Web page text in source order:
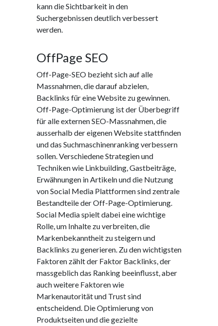
kann die Sichtbarkeit in den
Suchergebnissen deutlich verbessert
werden.
OffPage SEO
Off-Page-SEO bezieht sich auf alle
Massnahmen, die darauf abzielen,
Backlinks für eine Website zu gewinnen.
Off-Page-Optimierung ist der Überbegriff
für alle externen SEO-Massnahmen, die
ausserhalb der eigenen Website stattfinden
und das Suchmaschinenranking verbessern
sollen. Verschiedene Strategien und
Techniken wie Linkbuilding, Gastbeiträge,
Erwähnungen in Artikeln und die Nutzung
von Social Media Plattformen sind zentrale
Bestandteile der Off-Page-Optimierung.
Social Media spielt dabei eine wichtige
Rolle, um Inhalte zu verbreiten, die
Markenbekanntheit zu steigern und
Backlinks zu generieren. Zu den wichtigsten
Faktoren zählt der Faktor Backlinks, der
massgeblich das Ranking beeinflusst, aber
auch weitere Faktoren wie
Markenautorität und Trust sind
entscheidend. Die Optimierung von
Produktseiten und die gezielte